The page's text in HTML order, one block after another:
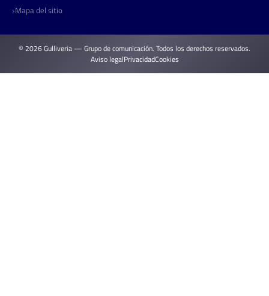
Mapa del sitio
© 2026 Gulliveria — Grupo de comunicación. Todos los derechos reservados.
Aviso legalPrivacidadCookies